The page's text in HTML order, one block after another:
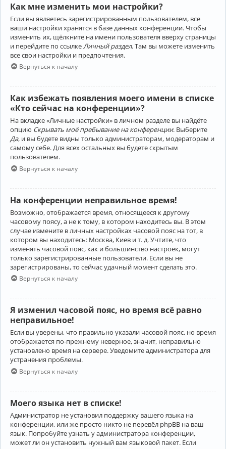
Как мне изменить мои настройки?
Если вы являетесь зарегистрированным пользователем, все
ваши настройки хранятся в базе данных конференции. Чтобы
изменить их, щёлкните на имени пользователя вверху страницы
и перейдите по ссылке Личный раздел. Там вы можете изменить
все свои настройки и предпочтения.
Вернуться к началу
Как избежать появления моего имени в списке
«Кто сейчас на конференции»?
На вкладке «Личные настройки» в личном разделе вы найдёте
опцию Скрывать моё пребывание на конференции. Выберите
Да, и вы будете видны только администраторам, модераторам и
самому себе. Для всех остальных вы будете скрытым
пользователем.
Вернуться к началу
На конференции неправильное время!
Возможно, отображается время, относящееся к другому
часовому поясу, а не к тому, в котором находитесь вы. В этом
случае измените в личных настройках часовой пояс на тот, в
котором вы находитесь: Москва, Киев и т. д. Учтите, что
изменять часовой пояс, как и большинство настроек, могут
только зарегистрированные пользователи. Если вы не
зарегистрированы, то сейчас удачный момент сделать это.
Вернуться к началу
Я изменил часовой пояс, но время всё равно
неправильное!
Если вы уверены, что правильно указали часовой пояс, но время
отображается по-прежнему неверное, значит, неправильно
установлено время на сервере. Уведомите администратора для
устранения проблемы.
Вернуться к началу
Моего языка нет в списке!
Администратор не установил поддержку вашего языка на
конференции, или же просто никто не перевёл phpBB на ваш
язык. Попробуйте узнать у администратора конференции,
может ли он установить нужный вам языковой пакет. Если